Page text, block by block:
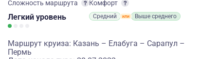
Сложность маршрута
Легкий уровень
Комфорт
Средний Выше среднего
Маршрут круиза: Казань – Елабуга – Сарапул –
Пермь